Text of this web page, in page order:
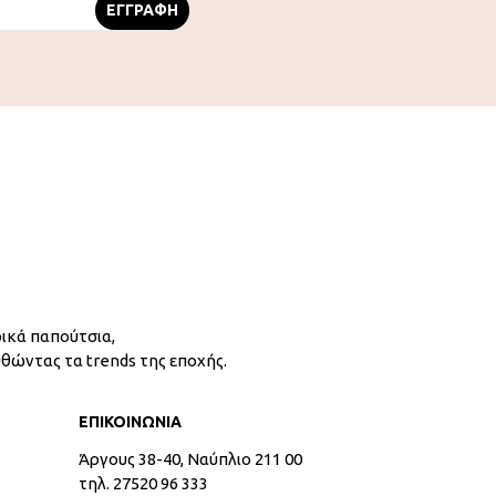
παπούτσια,
τα trends της εποχής.
ΕΠΙΚΟΙΝΩΝΙΑ
Άργους 38-40, Ναύπλιο 211 00
τηλ. 27520 96 333